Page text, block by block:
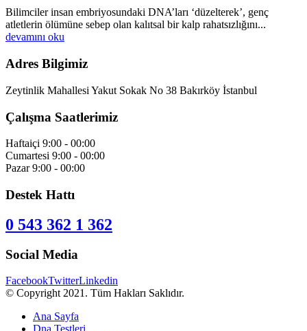
Bilimciler insan embriyosundaki DNA’ları ‘düzelterek’, genç
atletlerin ölümüne sebep olan kalıtsal bir kalp rahatsızlığını...
devamını oku
Adres Bilgimiz
Zeytinlik Mahallesi Yakut Sokak No 38 Bakırköy İstanbul
Çalışma Saatlerimiz
Haftaiçi 9:00 - 00:00
Cumartesi 9:00 - 00:00
Pazar 9:00 - 00:00
Destek Hattı
0 543 362 1 362
Social Media
FacebookTwitterLinkedin
© Copyright 2021. Tüm Hakları Saklıdır.
Ana Sayfa